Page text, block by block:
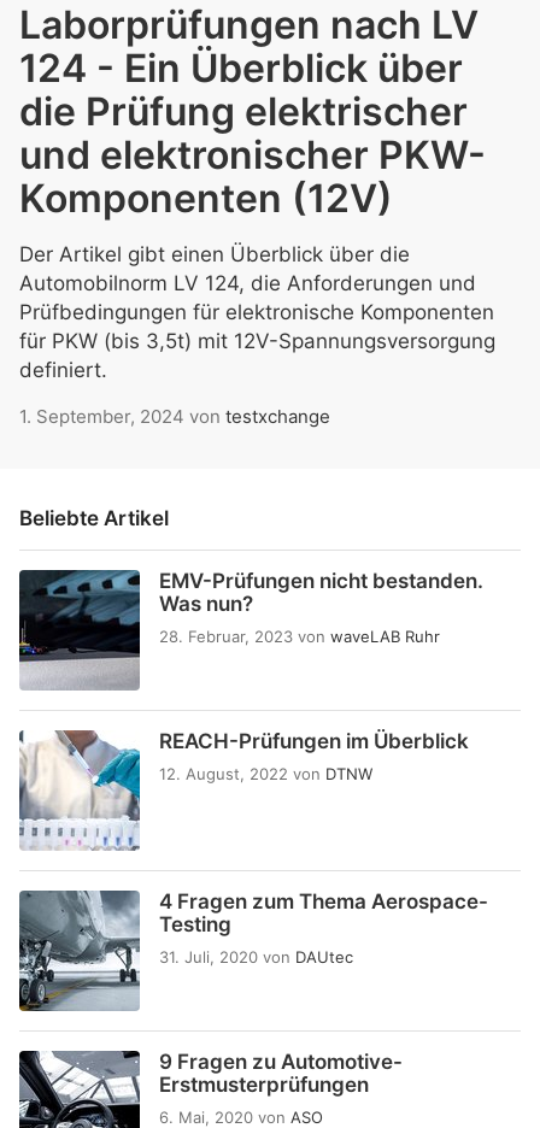
Laborprüfungen nach LV
124 - Ein Überblick über
die Prüfung elektrischer
und elektronischer PKW-
Komponenten (12V)
Der Artikel gibt einen Überblick über die
Automobilnorm LV 124, die Anforderungen und
Prüfbedingungen für elektronische Komponenten
für PKW (bis 3,5t) mit 12V-Spannungsversorgung
definiert.
1. September, 2024 von testxchange
Beliebte Artikel
EMV-Prüfungen nicht bestanden.
Was nun?
28. Februar, 2023 von waveLAB Ruhr
REACH-Prüfungen im Überblick
12. August, 2022 von DTNW
4 Fragen zum Thema Aerospace-
Testing
31. Juli, 2020 von DAUtec
9 Fragen zu Automotive-
Erstmusterprüfungen
6. Mai, 2020 von ASO